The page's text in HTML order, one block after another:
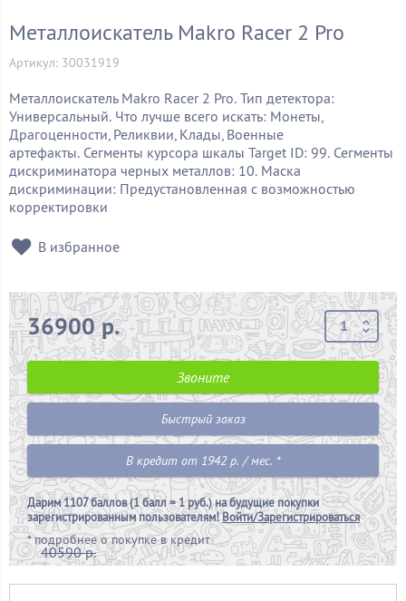
Металлоискатель Makro Racer 2 Pro
Артикул: 30031919
Металлоискатель Makro Racer 2 Pro. Тип детектора:
Универсальный. Что лучше всего искать: Монеты,
Драгоценности, Реликвии, Клады, Военные
артефакты. Сегменты курсора шкалы Target ID: 99. Сегменты
дискриминатора черных металлов: 10. Маска
дискриминации: Предустановленная с возможностью
корректировки
В избранное
36900 р.
40590 р.
Звоните
Быстрый заказ
В кредит от 1942 р. / мес. *
Дарим1107 баллов (1 балл = 1 руб.)на будущие покупки
зарегистрированным пользователям!Войти/Зарегистрироваться
*подробнее о покупке в кредит